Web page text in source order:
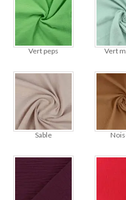
Vert peps Vert
Sable